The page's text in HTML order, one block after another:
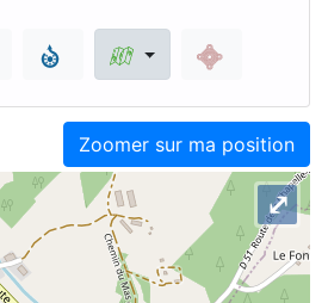
Zoomer sur ma position
⤢